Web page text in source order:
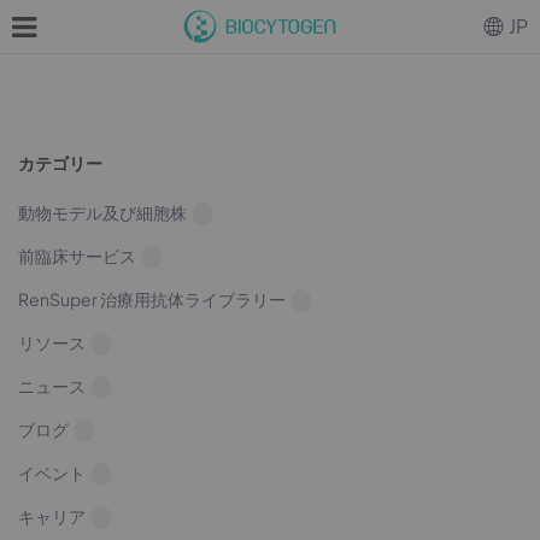
カテゴリー
動物モデル及び細胞株
前臨床サービス
RenSuper 治療用抗体ライブラリー
リソース
ニュース
ブログ
イベント
キャリア
JP